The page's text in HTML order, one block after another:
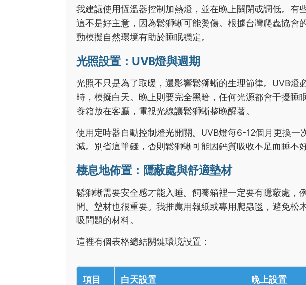
我建議使用恆溫器控制加熱燈，並在晚上關閉或調低。有
這不是好主意，因為鬆獅蜥可能燙傷。根據台灣爬蟲協會
動模擬自然環境有助於睡眠穩定。
光照設置：UVB燈與週期
光照不只是為了取暖，還影響鬆獅蜥的生理節律。UVB燈
時，模擬白天。晚上則要完全黑暗，任何光源都會干擾睡
養箱放在客廳，電視光線讓鬆獅蜥整晚醒著。
使用定時器自動控制燈光開關。UVB燈每6-12個月更換一
減。別省這筆錢，否則鬆獅蜥可能因鈣質吸收不足而睡不好
棲息地佈置：隱蔽處與舒適墊材
鬆獅蜥需要安全感才能入睡。飼養箱裡一定要有隱蔽處，
間。墊材也很重要。我推薦用報紙或專用爬蟲毯，避免松
吸問題的材料。
這裡有個表格總結關鍵環境設置：
項目 白天設置 晚上設置